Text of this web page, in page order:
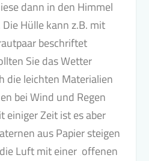
dann in den Himmel
Hülle kann z.B. mit
beschriftet
Sie das Wetter
die leichten Materialien
bei Wind und Regen
einiger Zeit ist es aber
aus Papier steigen
Luft mit einer ‚offenen